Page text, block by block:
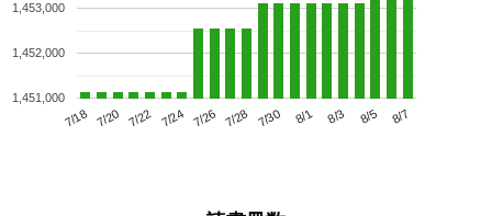
7/18 7/20 7/22 7/24 7/26 7/28 7/30 8/1 8/3 8/5 8/7
1,451,000
1,452,000
1,453,000